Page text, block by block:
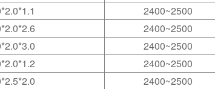
2400~2500
2400~2500
2400~2500
2400~2500
2400~2500